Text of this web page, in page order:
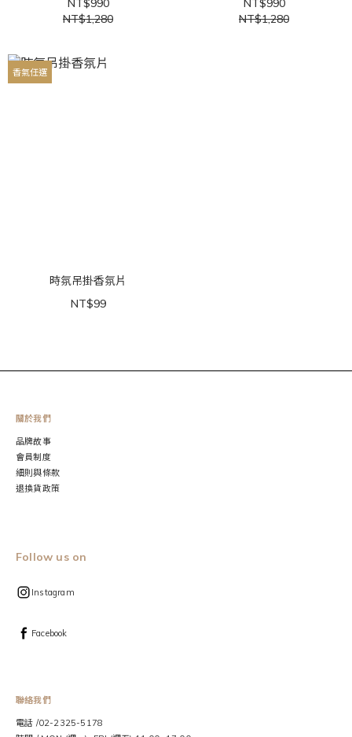
NT$990
NT$1,280
NT$990
NT$1,280
香氣任選
時氛吊掛香氛片
NT$99
關於我們
品牌故事
會員制度
細則與條款
退換貨政策
Follow us on
Instagram
Facebook
聯絡我們
電話 /02-2325-5178